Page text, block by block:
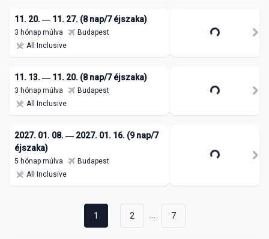
11. 20. ― 11. 27. (8 nap/7 éjszaka)
3 hónap múlva
Budapest
All Inclusive
11. 13. ― 11. 20. (8 nap/7 éjszaka)
3 hónap múlva
Budapest
All Inclusive
2027. 01. 08. ― 2027. 01. 16. (9 nap/7
éjszaka)
5 hónap múlva
Budapest
All Inclusive
1 2 ... 7